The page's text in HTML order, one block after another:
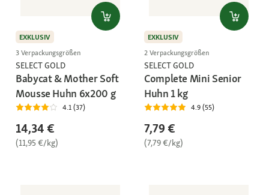
EXKLUSIV
3 Verpackungsgrößen
SELECT GOLD
Babycat & Mother Soft
Mousse Huhn 6x200 g
4.1 (37)
14,34 €
(11,95 €/kg)
EXKLUSIV
2 Verpackungsgrößen
SELECT GOLD
Complete Mini Senior
Huhn 1 kg
4.9 (55)
7,79 €
(7,79 €/kg)